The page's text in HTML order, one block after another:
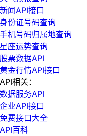
新闻API接口
身份证号码查询
手机号码归属地查询
星座运势查询
股票数据API
黄金行情API接口
API相关：
数据服务API
企业API接口
免费接口大全
API百科